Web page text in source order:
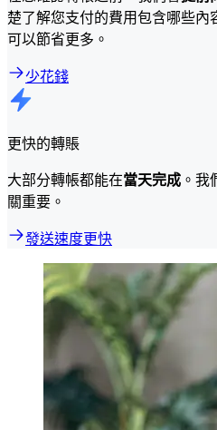
楚了解您支付的費用包含哪些
可以節省更多。
少花錢
更快的轉賬
大部分轉帳都能在當天完成 。我
關重要。
發送速度更快